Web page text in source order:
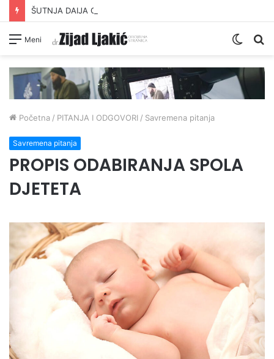
ŠUTNJA DAIJA O PRONEVJERI ZEKATA OD STRANE IZ-a
Meni
Switch
Početna / PITANJA I ODGOVORI / Savremena pitanja
Savremena pitanja
PROPIS ODABIRANJA SPOLA
DJETETA